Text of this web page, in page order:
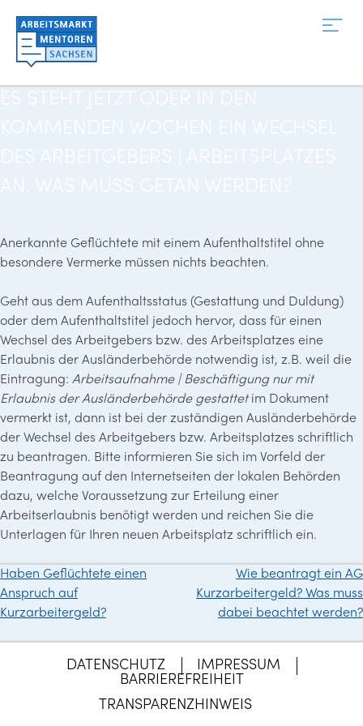
Anerkannte Geflüchtete mit einem Aufenthaltstitel ohne
besondere Vermerke müssen nichts beachten.
Geht aus dem Aufenthaltsstatus (Gestattung und Duldung)
oder dem Aufenthaltstitel jedoch hervor, dass für einen
Wechsel des Arbeitgebers bzw. des Arbeitsplatzes eine
Erlaubnis der Ausländerbehörde notwendig ist, z.B. weil die
Eintragung: Arbeitsaufnahme | Beschäftigung nur mit
Erlaubnis der Ausländerbehörde gestattetim Dokument
vermerkt ist, dann ist bei der zuständigen Ausländerbehörde
der Wechsel des Arbeitgebers bzw. Arbeitsplatzes schriftlich
zu beantragen. Bitte informieren Sie sich im Vorfeld der
Beantragung auf den Internetseiten der lokalen Behörden
dazu, welche Voraussetzung zur Erteilung einer
Arbeitserlaubnis benötigt werden und reichen Sie die
Unterlagen für Ihren neuen Arbeitsplatz schriftlich ein.
Beitragsnavigation
Haben Geflüchtete einen
Anspruch auf
Kurzarbeitergeld?
Wie beantragt ein AG
Kurzarbeitergeld? Was muss
dabei beachtet werden?
DATENSCHUTZ
IMPRESSUM
BARRIEREFREIHEIT
TRANSPARENZHINWEIS